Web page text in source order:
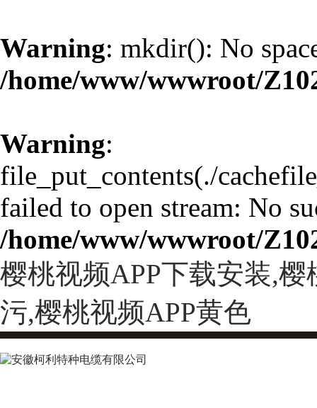
Warning: mkdir(): No
/home/www/wwwroot/
Warning:
file_put_contents(./
failed to open stream: No
/home/www/wwwroot/
樱桃视频APP下载安装,
污,樱桃视频APP黄色